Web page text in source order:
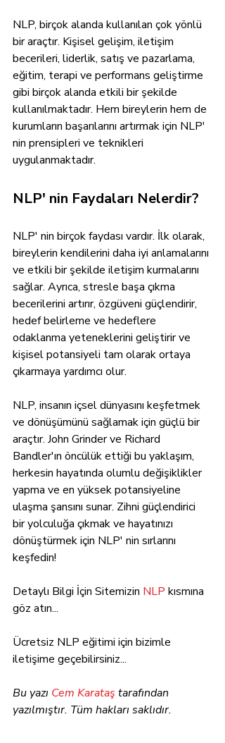
NLP, birçok alanda kullanılan çok yönlü
bir araçtır. Kişisel gelişim, iletişim
becerileri, liderlik, satış ve pazarlama,
eğitim, terapi ve performans geliştirme
gibi birçok alanda etkili bir şekilde
kullanılmaktadır. Hem bireylerin hem de
kurumların başarılarını artırmak için NLP'
nin prensipleri ve teknikleri
uygulanmaktadır.
NLP' nin Faydaları Nelerdir?
NLP' nin birçok faydası vardır. İlk olarak,
bireylerin kendilerini daha iyi anlamalarını
ve etkili bir şekilde iletişim kurmalarını
sağlar. Ayrıca, stresle başa çıkma
becerilerini artırır, özgüveni güçlendirir,
hedef belirleme ve hedeflere
odaklanma yeteneklerini geliştirir ve
kişisel potansiyeli tam olarak ortaya
çıkarmaya yardımcı olur.
NLP, insanın içsel dünyasını keşfetmek
ve dönüşümünü sağlamak için güçlü bir
araçtır. John Grinder ve Richard
Bandler'ın öncülük ettiği bu yaklaşım,
herkesin hayatında olumlu değişiklikler
yapma ve en yüksek potansiyeline
ulaşma şansını sunar. Zihni güçlendirici
bir yolculuğa çıkmak ve hayatınızı
dönüştürmek için NLP' nin sırlarını
keşfedin!
Detaylı Bilgi İçin Sitemizin NLP kısmına
göz atın...
Ücretsiz NLP eğitimi için bizimle
iletişime geçebilirsiniz...
Bu yazı Cem Karataş tarafından
yazılmıştır. Tüm hakları saklıdır.